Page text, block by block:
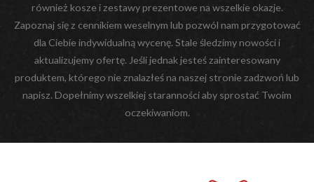
również kosze i zestawy prezentowe na wszelkie okazje.
Zapoznaj się z cennikiem weselnym lub pozwól nam przygotować
dla Ciebie indywidualną wycenę. Stale śledzimy nowości i
aktualizujemy ofertę. Jeśli jednak jesteś zainteresowany
produktem, którego nie znalazłeś na naszej stronie zadzwoń lub
napisz. Dopełnimy wszelkiej staranności aby sprostać Twoim
oczekiwaniom.